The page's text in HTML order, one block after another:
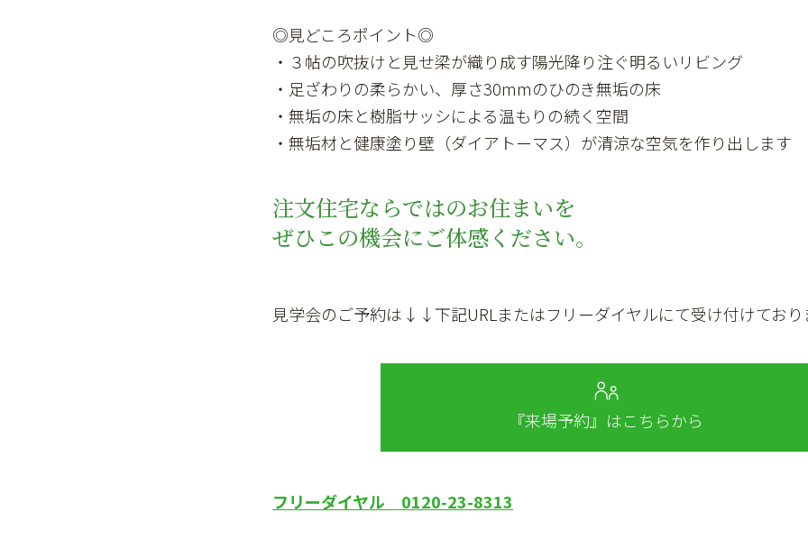
◎見どころポイント◎
・３帖の吹抜けと見せ梁が織り成す陽光降り注ぐ明るいリビング
・足ざわりの柔らかい、厚さ30mmのひのき無垢の床
・無垢の床と樹脂サッシによる温もりの続く空間
・無垢材と健康塗り壁（ダイアトーマス）が清涼な空気を作り出します
注文住宅ならではのお住まいを
ぜひこの機会にご体感ください。
見学会のご予約は↓↓下記URLまたはフリーダイヤルにて受け付けており
『来場予約』はこちらから
フリーダイヤル 0120-23-8313